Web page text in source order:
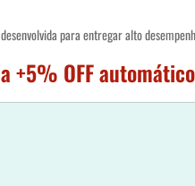
para entregar alto
+5% OFF